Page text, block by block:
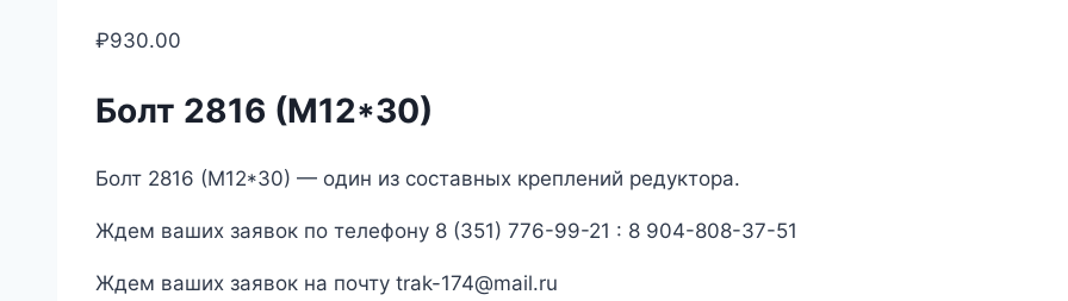
₽930.00
Болт 2816 (М12*30)
Болт 2816 (М12*30) — один из составных креплений редуктора.
Ждем ваших заявок по телефону 8 (351) 776-99-21 : 8 904-808-37-51
Ждем ваших заявок на почту trak-174@mail.ru